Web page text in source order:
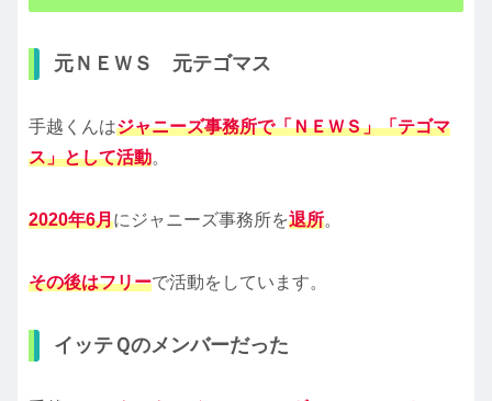
元ＮＥＷＳ 元テゴマス
手越くんはジャニーズ事務所で「ＮＥＷＳ」「テゴマ
ス」として活動。
2020年6月にジャニーズ事務所を退所。
その後はフリーで活動をしています。
イッテＱのメンバーだった